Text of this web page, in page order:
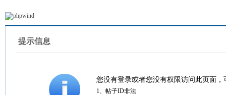
提示信息
您没有登录或者您没有权限访问此页面
1、帖子ID非法